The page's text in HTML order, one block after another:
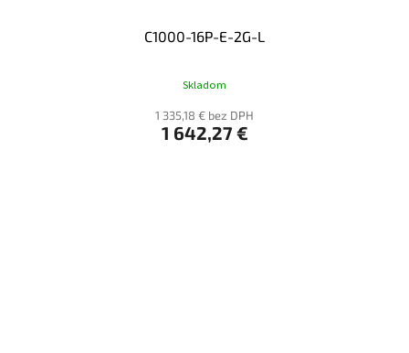
C1000-16P-E-2G-L
Skladom
1 335,18 € bez DPH
1 642,27 €